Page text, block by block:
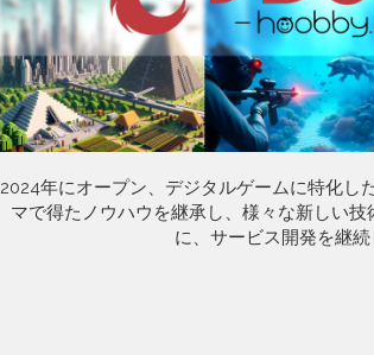
2024年にオープン、デジタルゲームに特化し
マで得たノウハウを継承し、様々な新しい技
に、サービス開発を継続